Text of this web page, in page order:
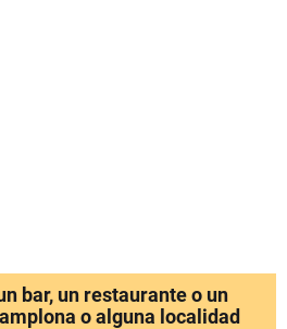
bar, un restaurante o un
o alguna localidad